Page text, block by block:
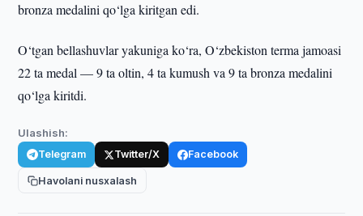
bronza medalini qo‘lga kiritgan edi.
O‘tgan bellashuvlar yakuniga ko‘ra, O‘zbekiston terma jamoasi
22 ta medal — 9 ta oltin, 4 ta kumush va 9 ta bronza medalini
qo‘lga kiritdi.
Ulashish:
Telegram Twitter/X Facebook
Havolani nusxalash